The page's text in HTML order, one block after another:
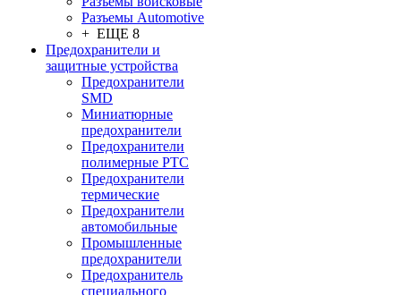
Разъeмы Automotive
+ ЕЩЕ 8
Предохранители и
защитные устройства
Предохранители
SMD
Миниатюрные
предохранители
Предохранители
полимерные PTC
Предохранители
термические
Предохранители
автомобильные
Промышленные
предохранители
Предохранитель
специального